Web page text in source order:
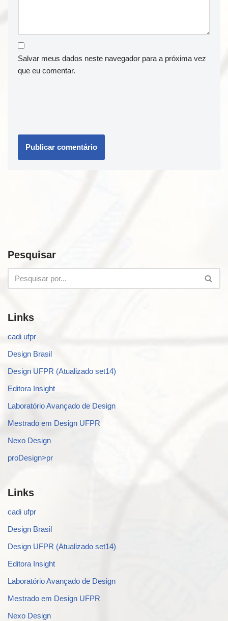
Salvar meus dados neste navegador para a próxima vez
que eu comentar.
Pesquisar
Links
cadi ufpr
Design Brasil
Design UFPR (Atualizado set14)
Editora Insight
Laboratório Avançado de Design
Mestrado em Design UFPR
Nexo Design
proDesign>pr
Links
cadi ufpr
Design Brasil
Design UFPR (Atualizado set14)
Editora Insight
Laboratório Avançado de Design
Mestrado em Design UFPR
Nexo Design